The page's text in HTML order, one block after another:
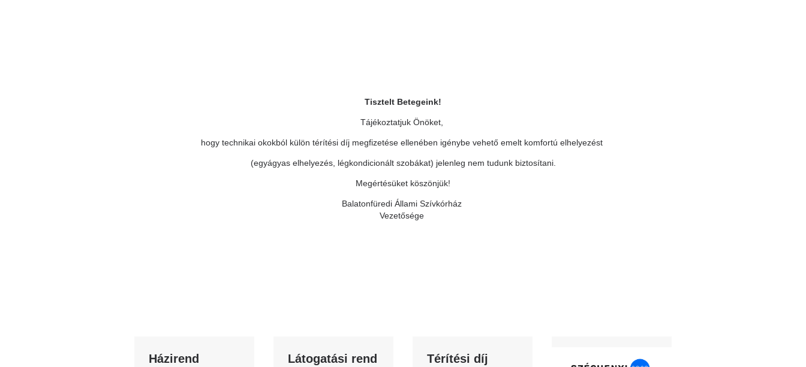
Tisztelt Betegeink!
Tájékoztatjuk Önöket,
hogy technikai okokból külön térítési díj megfizetése ellenében igénybe vehető emelt komfortú elhelyezést
(egyágyas elhelyezés, légkondicionált szobákat) jelenleg nem tudunk biztosítani.
Megértésüket köszönjük!
Balatonfüredi Állami Szívkórház
Vezetősége
Házirend Látogatási rend
Térítési díj